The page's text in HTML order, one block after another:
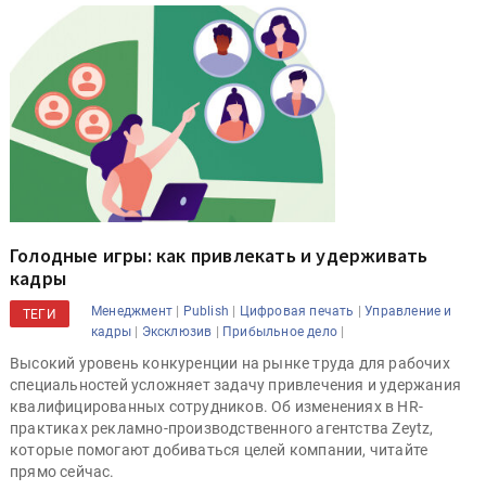
Голодные игры: как привлекать и удерживать
кадры
ТЕГИ Менеджмент | Publish | Цифровая печать |Управление и
кадры | Эксклюзив | Прибыльное дело |
Высокий уровень конкуренции на рынке труда для рабочих
специальностей усложняет задачу привлечения и удержания
квалифицированных сотрудников. Об изменениях в HR-
практиках рекламно-производственного агентства Zeytz,
которые помогают добиваться целей компании, читайте
прямо сейчас.